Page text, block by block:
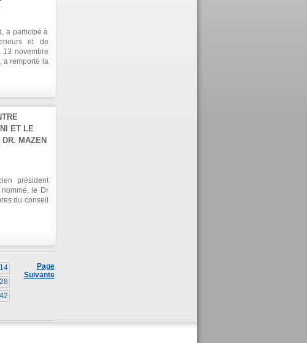
a participé à
et de
13 novembre
a remporté la
dans les
les effets du
ET LE
MAZEN
président
le Dr
du conseil
de la
libanaise
Page
Suivante
14
28
42